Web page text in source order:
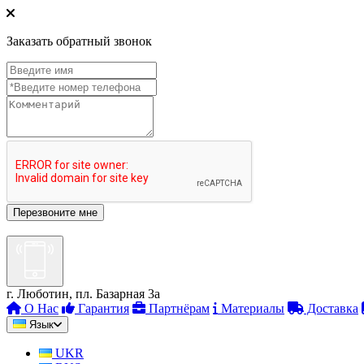
Заказать обратный звонок
г. Люботин, пл. Базарная 3а
О Нас
Гарантия Партнёрам Материалы Доставка
Язык
UKR